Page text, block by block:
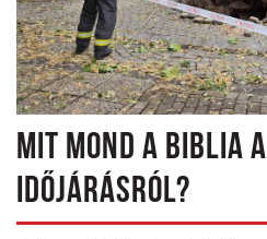
MIT MOND A BIBLIA
IDŐJÁRÁSRÓL?